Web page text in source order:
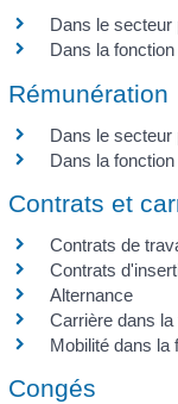
Dans le secteur
Dans la
Rémunération
Dans le secteur
Dans la
Contrats et
Contrats de
Contrats
Alternance
Carrière dans
Mobilité dans la
Congés